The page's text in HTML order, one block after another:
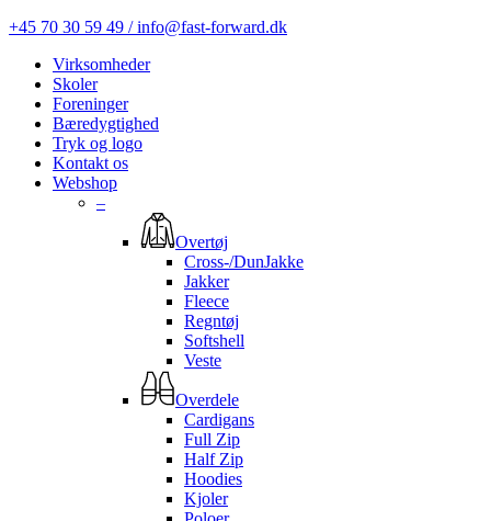
+45 70 30 59 49 / info@fast-forward.dk
Virksomheder
Skoler
Foreninger
Bæredygtighed
Tryk og logo
Kontakt os
Webshop
–
Overtøj
Cross-/DunJakke
Jakker
Fleece
Regntøj
Softshell
Veste
Overdele
Cardigans
Full Zip
Half Zip
Hoodies
Kjoler